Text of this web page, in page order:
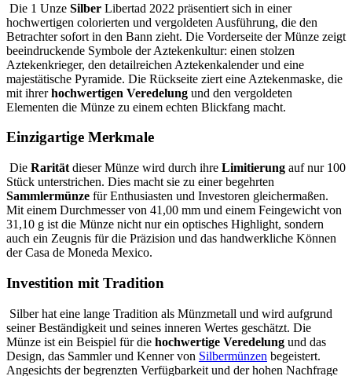
Die 1 Unze Silber Libertad 2022 präsentiert sich in einer
hochwertigen colorierten und vergoldeten Ausführung, die den
Betrachter sofort in den Bann zieht. Die Vorderseite der Münze zeigt
beeindruckende Symbole der Aztekenkultur: einen stolzen
Aztekenkrieger, den detailreichen Aztekenkalender und eine
majestätische Pyramide. Die Rückseite ziert eine Aztekenmaske, die
mit ihrerhochwertigen Veredelung und den vergoldeten
Elementen die Münze zu einem echten Blickfang macht.
Einzigartige Merkmale
Die Rarität dieser Münze wird durch ihre Limitierung auf nur 100
Stück unterstrichen. Dies macht sie zu einer begehrten
Sammlermünze für Enthusiasten und Investoren gleichermaßen.
Mit einem Durchmesser von 41,00 mm und einem Feingewicht von
31,10 g ist die Münze nicht nur ein optisches Highlight, sondern
auch ein Zeugnis für die Präzision und das handwerkliche Können
der Casa de Moneda Mexico.
Investition mit Tradition
Silber hat eine lange Tradition als Münzmetall und wird aufgrund
seiner Beständigkeit und seines inneren Wertes geschätzt. Die
Münze ist ein Beispiel für die hochwertige Veredelung und das
Design, das Sammler und Kenner von Silbermünzen begeistert.
Angesichts der begrenzten Verfügbarkeit und der hohen Nachfrage